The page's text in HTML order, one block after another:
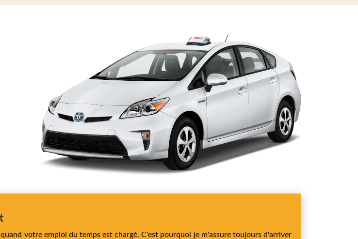
votre emploi du temps est chargé. C'est pourquoi je m'assure toujours d'arriver